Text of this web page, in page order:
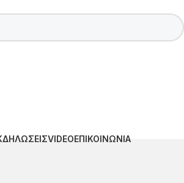
VIDEOΕΠΙΚΟΙΝΩΝΙΑ